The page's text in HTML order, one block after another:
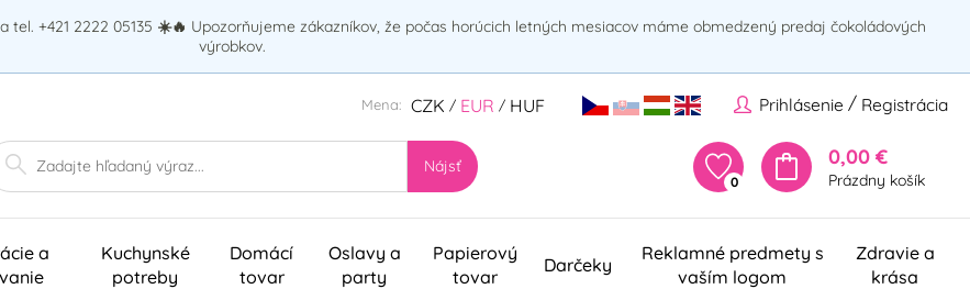
+421 2222 05135 ☀️🔥 Upozorňujeme zákazníkov, že počas horúcich letných mesiacov máme obmedzený predaj čokoládových
výrobkov.
Prihlásenie / Registrácia
Mena: CZK / EUR / HUF
Nájsť
0
0,00 €
Prázdny košík
a
Kuchynské
potreby
Domácí
tovar
Oslavy a
party
Papierový
tovar
Darčeky
Reklamné predmety s
vaším logom
Zdravie a
krása